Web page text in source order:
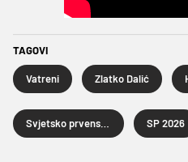
TAGOVI
Vatreni Zlatko Dalić
SP 2026